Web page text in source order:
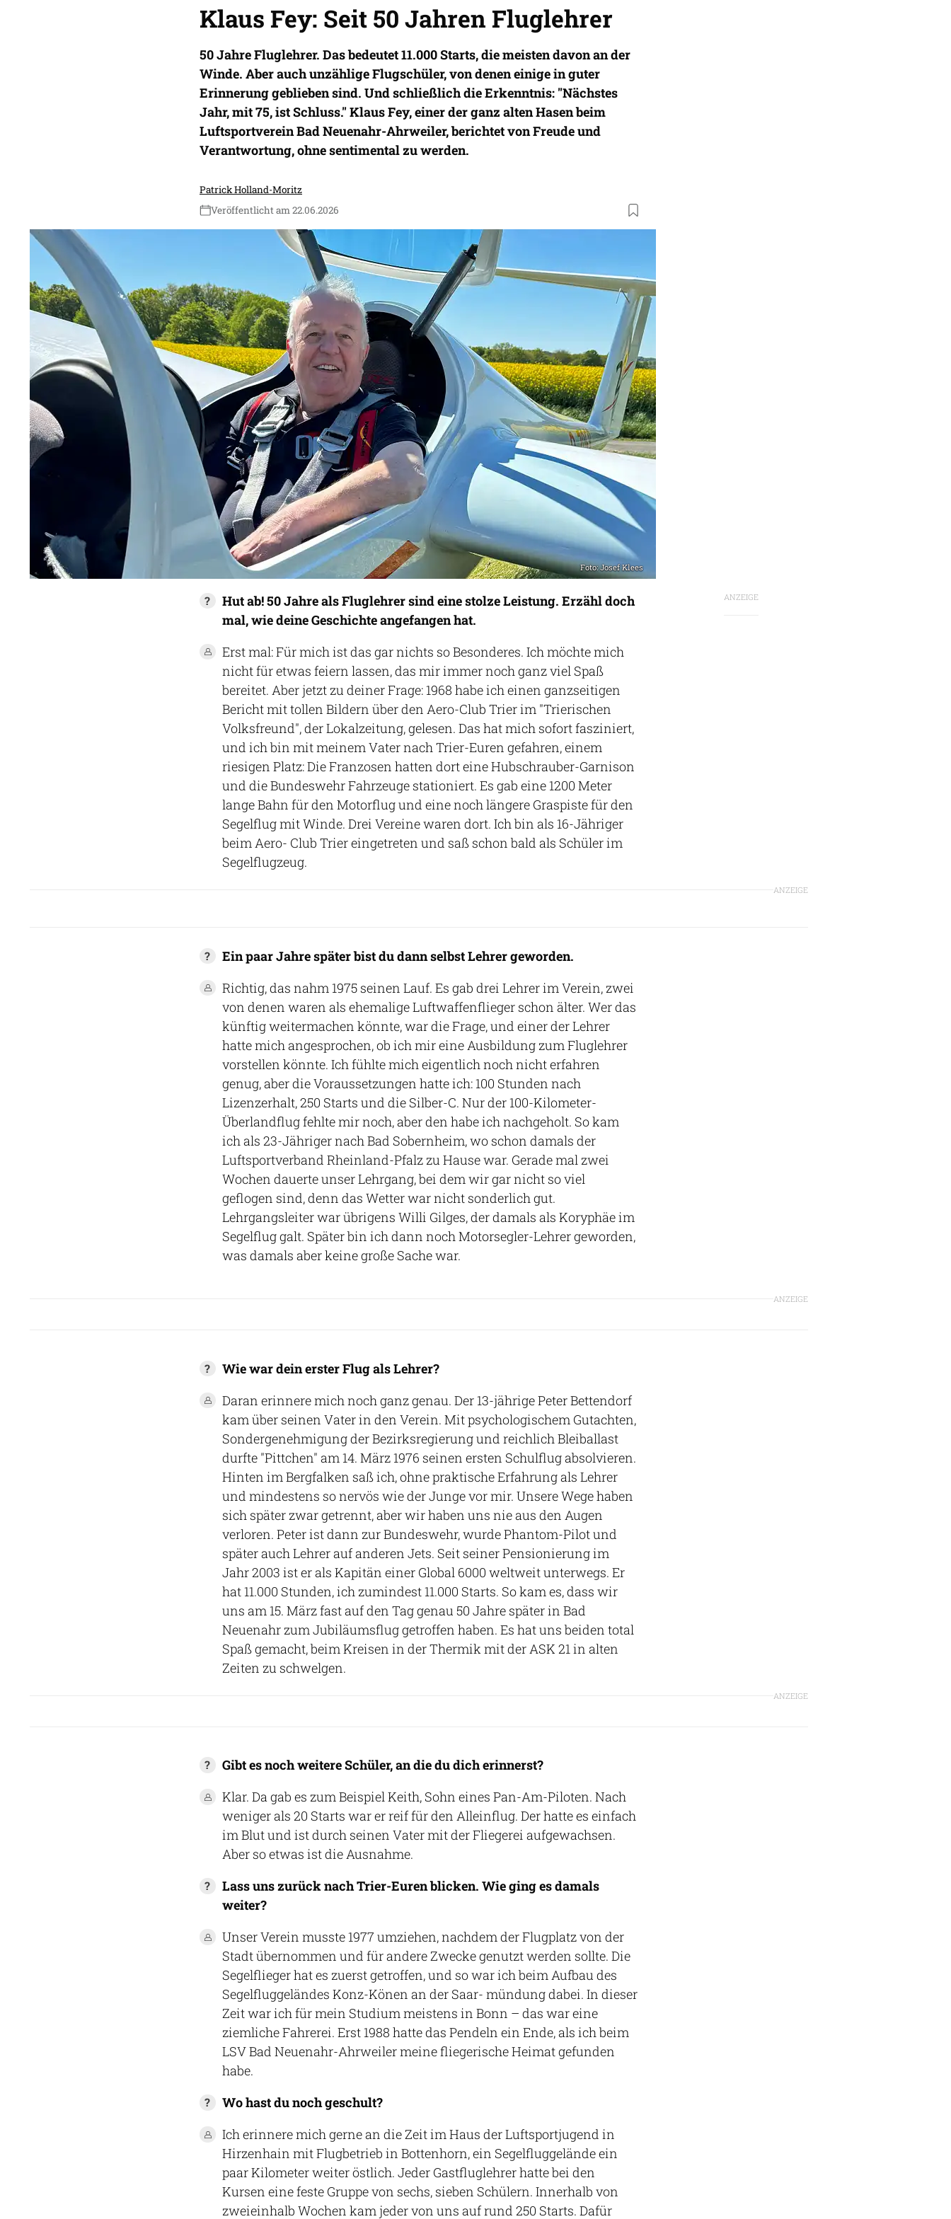
Klaus Fey: Seit 50 Jahren Fluglehrer
50 Jahre Fluglehrer. Das bedeutet 11.000 Starts, die meisten davon an der
Winde. Aber auch unzählige Flugschüler, von denen einige in guter
Erinnerung geblieben sind. Und schließlich die Erkenntnis: "Nächstes
Jahr, mit 75, ist Schluss." Klaus Fey, einer der ganz alten Hasen beim
Luftsportverein Bad Neuenahr-Ahrweiler, berichtet von Freude und
Verantwortung, ohne sentimental zu werden.
Patrick Holland-Moritz
Veröffentlicht am 22.06.2026
Foto: Josef Klees
ANZEIGE
Hut ab! 50 Jahre als Fluglehrer sind eine stolze Leistung. Erzähl doch
mal, wie deine Geschichte angefangen hat.
Erst mal: Für mich ist das gar nichts so Besonderes. Ich möchte mich
nicht für etwas feiern lassen, das mir immer noch ganz viel Spaß
bereitet. Aber jetzt zu deiner Frage: 1968 habe ich einen ganzseitigen
Bericht mit tollen Bildern über den Aero-Club Trier im "Trierischen
Volksfreund", der Lokalzeitung, gelesen. Das hat mich sofort fasziniert,
und ich bin mit meinem Vater nach Trier-Euren gefahren, einem
riesigen Platz: Die Franzosen hatten dort eine Hubschrauber-Garnison
und die Bundeswehr Fahrzeuge stationiert. Es gab eine 1200 Meter
lange Bahn für den Motorflug und eine noch längere Graspiste für den
Segelflug mit Winde. Drei Vereine waren dort. Ich bin als 16-Jähriger
beim Aero- Club Trier eingetreten und saß schon bald als Schüler im
Segelflugzeug.
ANZEIGE
Ein paar Jahre später bist du dann selbst Lehrer geworden.
Richtig, das nahm 1975 seinen Lauf. Es gab drei Lehrer im Verein, zwei
von denen waren als ehemalige Luftwaffenflieger schon älter. Wer das
künftig weitermachen könnte, war die Frage, und einer der Lehrer
hatte mich angesprochen, ob ich mir eine Ausbildung zum Fluglehrer
vorstellen könnte. Ich fühlte mich eigentlich noch nicht erfahren
genug, aber die Voraussetzungen hatte ich: 100 Stunden nach
Lizenzerhalt, 250 Starts und die Silber-C. Nur der 100-Kilometer-
Überlandflug fehlte mir noch, aber den habe ich nachgeholt. So kam
ich als 23-Jähriger nach Bad Sobernheim, wo schon damals der
Luftsportverband Rheinland-Pfalz zu Hause war. Gerade mal zwei
Wochen dauerte unser Lehrgang, bei dem wir gar nicht so viel
geflogen sind, denn das Wetter war nicht sonderlich gut.
Lehrgangsleiter war übrigens Willi Gilges, der damals als Koryphäe im
Segelflug galt. Später bin ich dann noch Motorsegler-Lehrer geworden,
was damals aber keine große Sache war.
ANZEIGE
Wie war dein erster Flug als Lehrer?
Daran erinnere mich noch ganz genau. Der 13-jährige Peter Bettendorf
kam über seinen Vater in den Verein. Mit psychologischem Gutachten,
Sondergenehmigung der Bezirksregierung und reichlich Bleiballast
durfte "Pittchen" am 14. März 1976 seinen ersten Schulflug absolvieren.
Hinten im Bergfalken saß ich, ohne praktische Erfahrung als Lehrer
und mindestens so nervös wie der Junge vor mir. Unsere Wege haben
sich später zwar getrennt, aber wir haben uns nie aus den Augen
verloren. Peter ist dann zur Bundeswehr, wurde Phantom-Pilot und
später auch Lehrer auf anderen Jets. Seit seiner Pensionierung im
Jahr 2003 ist er als Kapitän einer Global 6000 weltweit unterwegs. Er
hat 11.000 Stunden, ich zumindest 11.000 Starts. So kam es, dass wir
uns am 15. März fast auf den Tag genau 50 Jahre später in Bad
Neuenahr zum Jubiläumsflug getroffen haben. Es hat uns beiden total
Spaß gemacht, beim Kreisen in der Thermik mit der ASK 21 in alten
Zeiten zu schwelgen.
ANZEIGE
Gibt es noch weitere Schüler, an die du dich erinnerst?
Klar. Da gab es zum Beispiel Keith, Sohn eines Pan-Am-Piloten. Nach
weniger als 20 Starts war er reif für den Alleinflug. Der hatte es einfach
im Blut und ist durch seinen Vater mit der Fliegerei aufgewachsen.
Aber so etwas ist die Ausnahme.
Lass uns zurück nach Trier-Euren blicken. Wie ging es damals
weiter?
Unser Verein musste 1977 umziehen, nachdem der Flugplatz von der
Stadt übernommen und für andere Zwecke genutzt werden sollte. Die
Segelflieger hat es zuerst getroffen, und so war ich beim Aufbau des
Segelfluggeländes Konz-Könen an der Saar- mündung dabei. In dieser
Zeit war ich für mein Studium meistens in Bonn – das war eine
ziemliche Fahrerei. Erst 1988 hatte das Pendeln ein Ende, als ich beim
LSV Bad Neuenahr-Ahrweiler meine fliegerische Heimat gefunden
habe.
Wo hast du noch geschult?
Ich erinnere mich gerne an die Zeit im Haus der Luftsportjugend in
Hirzenhain mit Flugbetrieb in Bottenhorn, ein Segelfluggelände ein
paar Kilometer weiter östlich. Jeder Gastfluglehrer hatte bei den
Kursen eine feste Gruppe von sechs, sieben Schülern. Innerhalb von
zweieinhalb Wochen kam jeder von uns auf rund 250 Starts. Dafür